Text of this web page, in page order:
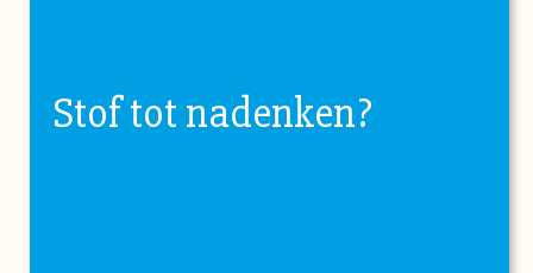
Stof tot nadenken?